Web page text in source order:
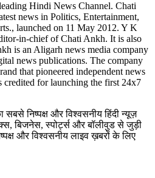
Hindi News Channel. Chati
news in Politics, Entertainment,
launched on 11 May 2012. Y K
in-chief of Chati Ankh. It is also
is an Aligarh news media company
news publications. The company
that pioneered independent news
credited for launching the first 24x7
निष्पक्ष और विश्वसनीय हिंदी न्यूज़
बिजनेस, स्पोर्ट्स और बॉलीवुड से जुड़ी
और विश्वसनीय लाइव ख़बरों के लिए